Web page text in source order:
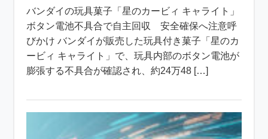
バンダイの玩具菓子「星のカービィ キャライト」
ボタン電池不具合で自主回収 安全確保へ注意呼
びかけ バンダイが販売した玩具付き菓子「星のカ
ービィ キャライト」で、玩具内部のボタン電池が
膨張する不具合が確認され、約24万48 […]